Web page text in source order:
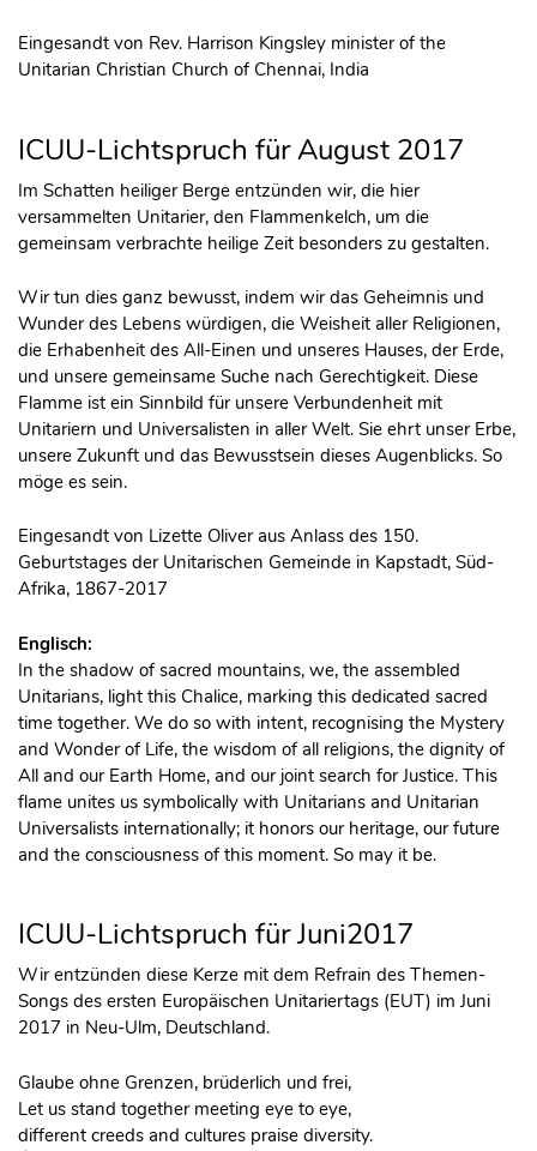
Eingesandt von Rev. Harrison Kingsley minister of the
Unitarian Christian Church of Chennai, India
ICUU-Lichtspruch für August 2017
Im Schatten heiliger Berge entzünden wir, die hier
versammelten Unitarier, den Flammenkelch, um die
gemeinsam verbrachte heilige Zeit besonders zu gestalten.
Wir tun dies ganz bewusst, indem wir das Geheimnis und
Wunder des Lebens würdigen, die Weisheit aller Religionen,
die Erhabenheit des All-Einen und unseres Hauses, der Erde,
und unsere gemeinsame Suche nach Gerechtigkeit. Diese
Flamme ist ein Sinnbild für unsere Verbundenheit mit
Unitariern und Universalisten in aller Welt. Sie ehrt unser Erbe,
unsere Zukunft und das Bewusstsein dieses Augenblicks. So
möge es sein.
Eingesandt von Lizette Oliver aus Anlass des 150.
Geburtstages der Unitarischen Gemeinde in Kapstadt, Süd-
Afrika, 1867-2017
Englisch:
In the shadow of sacred mountains, we, the assembled
Unitarians, light this Chalice, marking this dedicated sacred
time together. We do so with intent, recognising the Mystery
and Wonder of Life, the wisdom of all religions, the dignity of
All and our Earth Home, and our joint search for Justice. This
flame unites us symbolically with Unitarians and Unitarian
Universalists internationally; it honors our heritage, our future
and the consciousness of this moment. So may it be.
ICUU-Lichtspruch für Juni2017
Wir entzünden diese Kerze mit dem Refrain des Themen-
Songs des ersten Europäischen Unitariertags (EUT) im Juni
2017 in Neu-Ulm, Deutschland.
Glaube ohne Grenzen, brüderlich und frei,
Let us stand together meeting eye to eye,
different creeds and cultures praise diversity.